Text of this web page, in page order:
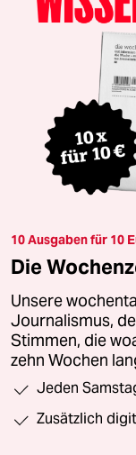
10 Ausgaben für 10
Die
Unsere
Journalismus,
Stimmen, die
zehn Wochen
Jeden
Zusätzlich